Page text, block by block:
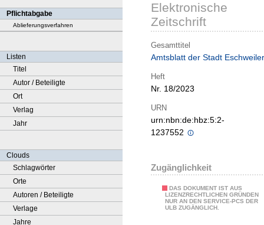
Pflichtabgabe
Ablieferungsverfahren
Listen
Titel
Autor / Beteiligte
Ort
Verlag
Jahr
Clouds
Schlagwörter
Orte
Autoren / Beteiligte
Verlage
Jahre
Elektronische
Zeitschrift
Gesamttitel
Amtsblatt der Stadt Eschweiler
Heft
Nr. 18/2023
URN
urn:nbn:de:hbz:5:2-
1237552
Zugänglichkeit
DAS DOKUMENT IST AUS
LIZENZRECHTLICHEN GRÜNDEN
NUR AN DEN SERVICE-PCS DER
ULB ZUGÄNGLICH.